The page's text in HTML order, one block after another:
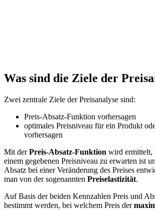
Was sind die Ziele der
Zwei zentrale Ziele der Preisanalyse sind:
Preis-Absatz-Funktion vorhersagen
optimales Preisniveau für ein Produkt
vorhersagen
Mit derPreis-Absatz-Funktion wird ermittelt,
einem gegebenen Preisniveau zu erwarten ist
Absatz bei einer Veränderung des Preises
man von der sogenannten Preiselastizität.
Auf Basis der beiden Kennzahlen Preis und
bestimmt werden, bei welchem Preis der